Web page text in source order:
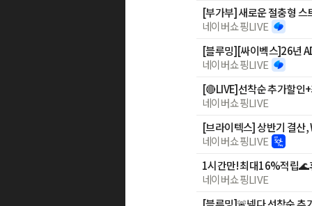
[부가부] 새로운 절충형 스
네이버쇼핑LIVE
네이버쇼핑LIVE
네이버쇼핑LIVE
[브라이텍스] 상반기 결산,
네이버쇼핑LIVE
1시간만! 최대16%적립🌊
네이버쇼핑LIVE